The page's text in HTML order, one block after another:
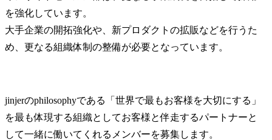
を強化しています。
大手企業の開拓強化や、新プロダクトの拡販などを行うた
め、更なる組織体制の整備が必要となっています。
jinjerのphilosophyである「世界で最もお客様を大切にする」
を最も体現する組織としてお客様と伴走するパートナーと
して一緒に働いてくれるメンバーを募集します。